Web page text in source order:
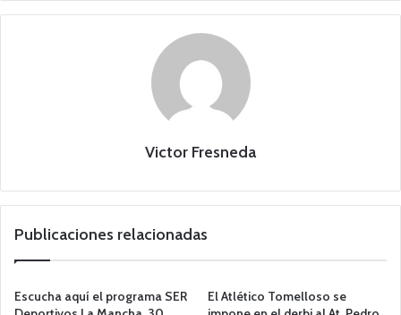
Victor Fresneda
Publicaciones relacionadas
Escucha aquí el programa SER
El Atlético Tomelloso se